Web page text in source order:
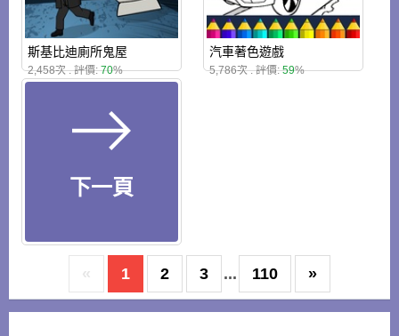
斯基比迪廁所鬼屋
2,458次 . 評價:70%
汽車著色遊戲
5,786次 . 評價:59%
下一頁
« 1 2 3 ... 110 »